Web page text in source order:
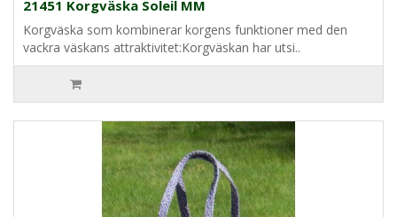
21451 Korgväska Soleil MM
Korgväska som kombinerar korgens funktioner med den
vackra väskans attraktivitet:Korgväskan har utsi..